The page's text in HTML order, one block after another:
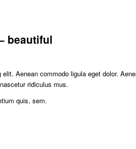
beautiful
Aenean commodo ligula eget dolor.
ridiculus mus.
quis, sem.